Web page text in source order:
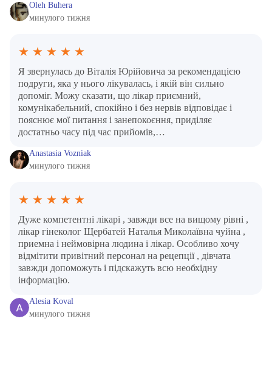
Oleh Buhera
минулого тижня
★ ★ ★ ★ ★
Я звернулась до Віталія Юрійовича за рекомендацією
подруги, яка у нього лікувалась, і якій він сильно
допоміг. Можу сказати, що лікар приємний,
комунікабельний, спокійно і без нервів відповідає і
пояснює мої питання і занепокоєння, приділяє
достатньо часу під час прийомів,…
Anastasia Vozniak
минулого тижня
★ ★ ★ ★ ★
Дуже компетентні лікарі , завжди все на вищому рівні ,
лікар гінеколог Щербатей Наталья Миколаївна чуйна ,
приемна і неймовірна людина і лікар. Особливо хочу
відмітити привітний персонал на рецепції , дівчата
завжди допоможуть і підскажуть всю необхідну
інформацію.
Alesia Koval
минулого тижня